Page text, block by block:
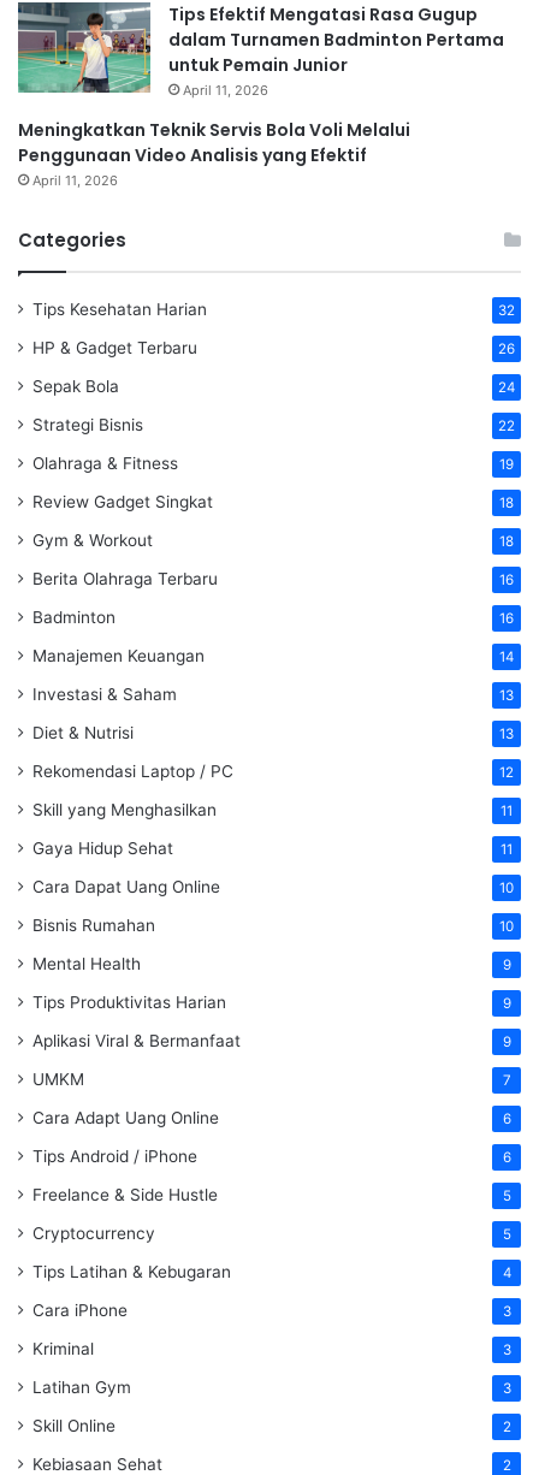
Tips Efektif Mengatasi Rasa Gugup
dalam Turnamen Badminton Pertama
untuk Pemain Junior
April 11, 2026
Meningkatkan Teknik Servis Bola Voli Melalui
Penggunaan Video Analisis yang Efektif
April 11, 2026
Categories
Tips Kesehatan Harian 32
HP & Gadget Terbaru 26
Sepak Bola 24
Strategi Bisnis 22
Olahraga & Fitness 19
Review Gadget Singkat 18
Gym & Workout 18
Berita Olahraga Terbaru 16
Badminton 16
Manajemen Keuangan 14
Investasi & Saham 13
Diet & Nutrisi 13
Rekomendasi Laptop / PC 12
Skill yang Menghasilkan 11
Gaya Hidup Sehat 11
Cara Dapat Uang Online 10
Bisnis Rumahan 10
Mental Health 9
Tips Produktivitas Harian 9
Aplikasi Viral & Bermanfaat 9
UMKM 7
Cara Adapt Uang Online 6
Tips Android / iPhone 6
Freelance & Side Hustle 5
Cryptocurrency 5
Tips Latihan & Kebugaran 4
Cara iPhone 3
Kriminal 3
Latihan Gym 3
Skill Online 2
Kebiasaan Sehat 2